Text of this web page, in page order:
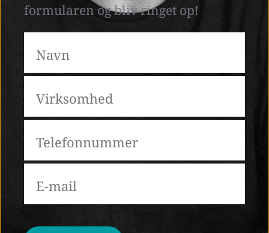
formularen og bliv ringet op!